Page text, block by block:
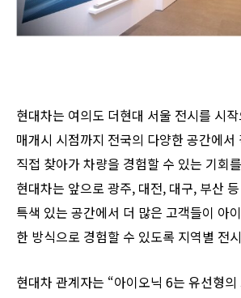
현대차는 여의도 더현대 서울 전시를 시
매개시 시점까지 전국의 다양한 공간에서
직접 찾아가 차량을 경험할 수 있는 기회
현대차는 앞으로 광주, 대전, 대구, 부산
특색 있는 공간에서 더 많은 고객들이 아
한 방식으로 경험할 수 있도록 지역별 전
현대차 관계자는 “아이오닉 6는 유선형